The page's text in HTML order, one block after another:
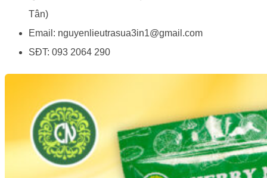
Tân)
Email: nguyenlieutrasua3in1@gmail.com
SĐT: 093 2064 290